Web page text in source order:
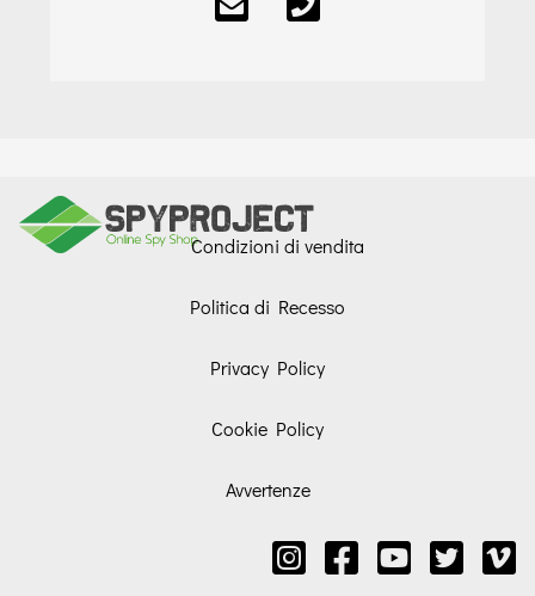
Condizioni di vendita
Politica di Recesso
Privacy Policy
Cookie Policy
Avvertenze